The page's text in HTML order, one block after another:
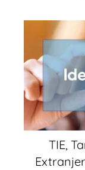
TIE,